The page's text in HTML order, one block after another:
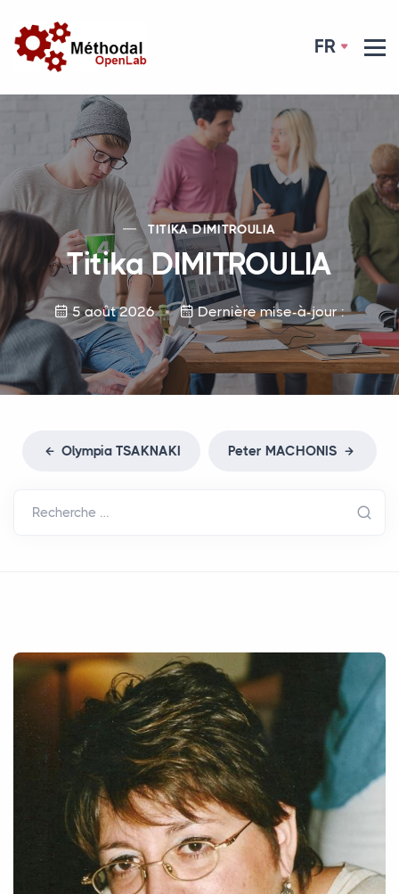
FR
TITIKADIMITROULIA
TitikaDIMITROULIA
5 août 2026 Dernière mise-à-jour :
Olympia TSAKNAKI Peter MACHONIS
Recherche …